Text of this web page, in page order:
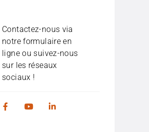
Contactez-nous via
notre formulaire en
ligne ou suivez-nous
sur les réseaux
sociaux !